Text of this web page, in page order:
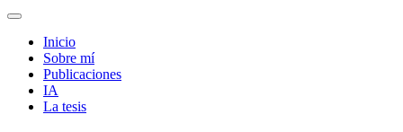
Alternar
campo
búsqueda
Inicio
Sobre mí­
Publicaciones
IA
La tesis